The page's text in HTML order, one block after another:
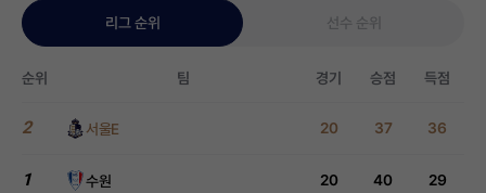
리그 순위 선수 순위
순위 팀 경기 승점 득점
2 서울E 20 37 36
1 수원 20 40 29